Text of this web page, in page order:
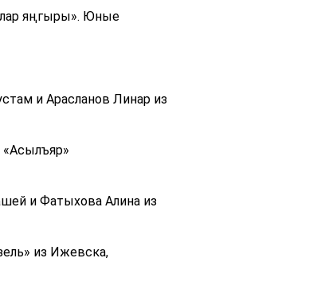
яңгыры». Юные
и Арасланов Линар из
«Асылъяр»
и Фатыхова Алина из
из Ижевска,